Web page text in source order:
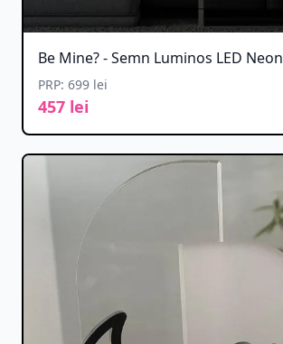
Be Mine? - Semn Luminos LED Neon
PRP: 699 lei
457 lei